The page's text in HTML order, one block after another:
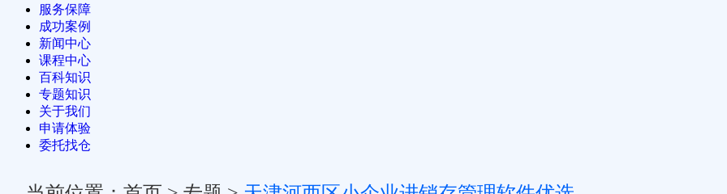
服务保障
成功案例
新闻中心
课程中心
百科知识
专题知识
关于我们
申请体验
委托找仓